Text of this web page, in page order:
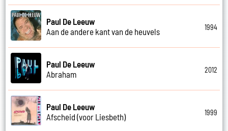
Paul De Leeuw
Aan de andere kant van de heuvels
1994
Paul De Leeuw
Abraham
2012
Paul De Leeuw
Afscheid (voor Liesbeth)
1999